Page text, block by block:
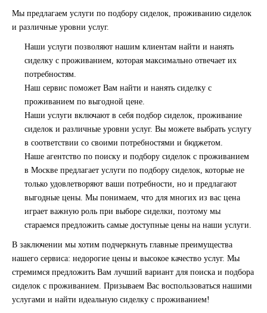
Мы предлагаем услуги по подбору сиделок, проживанию сиделок
и различные уровни услуг.
Наши услуги позволяют нашим клиентам найти и нанять
сиделку с проживанием, которая максимально отвечает их
потребностям.
Наш сервис поможет Вам найти и нанять сиделку с
проживанием по выгодной цене.
Наши услуги включают в себя подбор сиделок, проживание
сиделок и различные уровни услуг. Вы можете выбрать услугу
в соответствии со своими потребностями и бюджетом.
Наше агентство по поиску и подбору сиделок с проживанием
в Москве предлагает услуги по подбору сиделок, которые не
только удовлетворяют ваши потребности, но и предлагают
выгодные цены. Мы понимаем, что для многих из вас цена
играет важную роль при выборе сиделки, поэтому мы
стараемся предложить самые доступные цены на наши услуги.
В заключении мы хотим подчеркнуть главные преимущества
нашего сервиса: недорогие цены и высокое качество услуг. Мы
стремимся предложить Вам лучший вариант для поиска и подбора
сиделок с проживанием. Призываем Вас воспользоваться нашими
услугами и найти идеальную сиделку с проживанием!